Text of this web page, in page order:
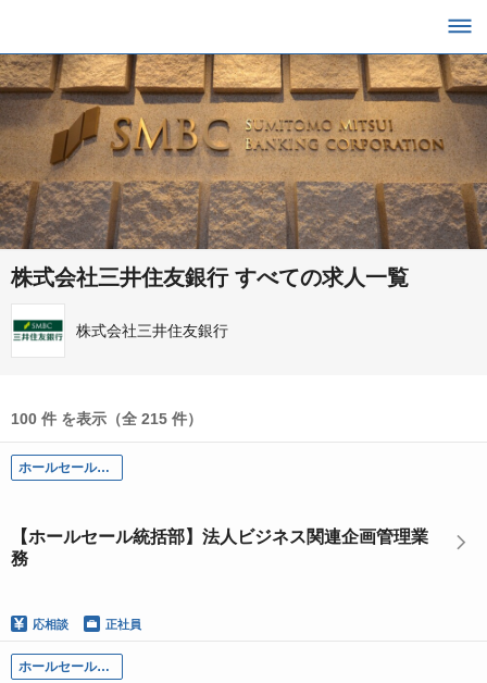
株式会社三井住友銀行 すべての求人一覧
株式会社三井住友銀行
100 件 を表示（全 215 件）
ホールセール部門
【ホールセール統括部】法人ビジネス関連企画管理業
務
応相談 正社員
ホールセール部門